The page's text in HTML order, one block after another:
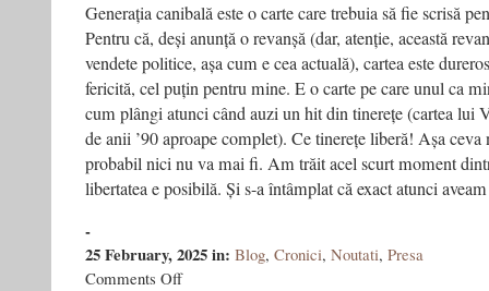
Generația canibală este o carte care trebuia să fie scrisă
Pentru că, deși anunță o revanșă (dar, atenție, această
vendete politice, așa cum e cea actuală), cartea este
fericită, cel puțin pentru mine. E o carte pe care unul ca
cum plângi atunci când auzi un hit din tinerețe (cartea lui
de anii ’90 aproape complet). Ce tinerețe liberă! Așa
probabil nici nu va mai fi. Am trăit acel scurt moment
libertatea e posibilă. Și s-a întâmplat că exact atunci
-
25 February, 2025in: Blog, Cronici, Noutati, Presa
Comments Offon